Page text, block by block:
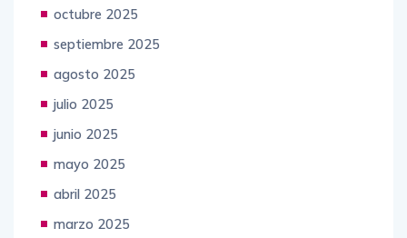
octubre 2025
septiembre 2025
agosto 2025
julio 2025
junio 2025
mayo 2025
abril 2025
marzo 2025